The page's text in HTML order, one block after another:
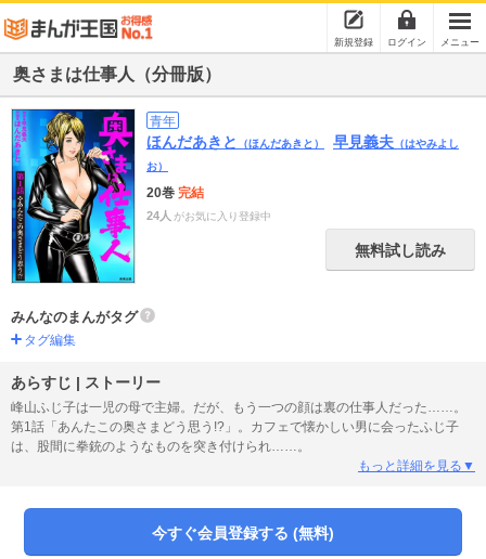
新規登録 ログイン メニュー
奥さまは仕事人（分冊版）
青年
ほんだあきと （ほんだあきと） 早見義夫 （はやみよし
お）
20巻 完結
24人 がお気に入り登録中
無料試し読み
みんなのまんがタグ
タグ編集
あらすじ | ストーリー
峰山ふじ子は一児の母で主婦。だが、もう一つの顔は裏の仕事人だった……。
第1話「あんたこの奥さまどう思う!?」。カフェで懐かしい男に会ったふじ子
は、股間に拳銃のようなものを突き付けられ……。
もっと詳細を見る▼
今すぐ会員登録する (無料)